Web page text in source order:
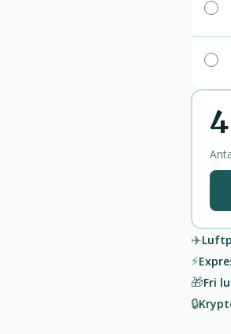
✈️
⚡
🎁Fri
🔒